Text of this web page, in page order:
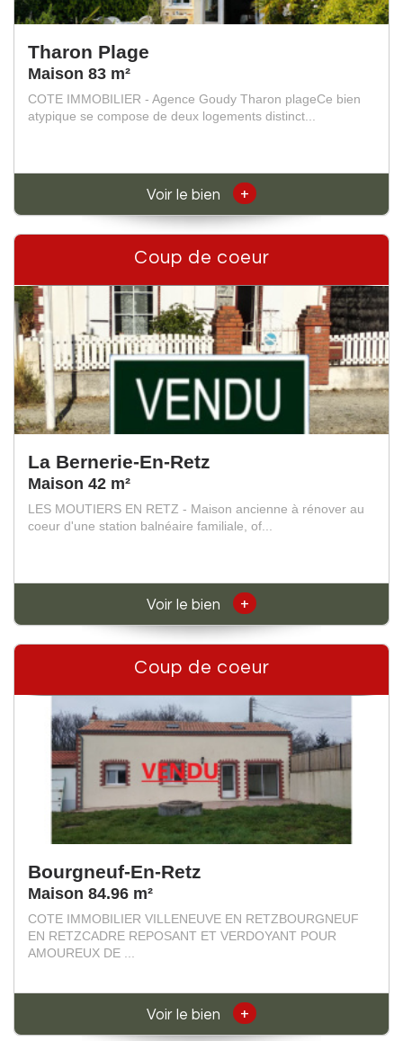
Tharon Plage
Maison 83 m²
COTE IMMOBILIER - Agence Goudy Tharon plageCe bien
atypique se compose de deux logements distinct...
Voir le bien +
Coup de coeur
La Bernerie-En-Retz
Maison 42 m²
LES MOUTIERS EN RETZ - Maison ancienne à rénover au
coeur d'une station balnéaire familiale, of...
Voir le bien +
Coup de coeur
Bourgneuf-En-Retz
Maison 84.96 m²
COTE IMMOBILIER VILLENEUVE EN RETZBOURGNEUF
EN RETZCADRE REPOSANT ET VERDOYANT POUR
AMOUREUX DE ...
Voir le bien +